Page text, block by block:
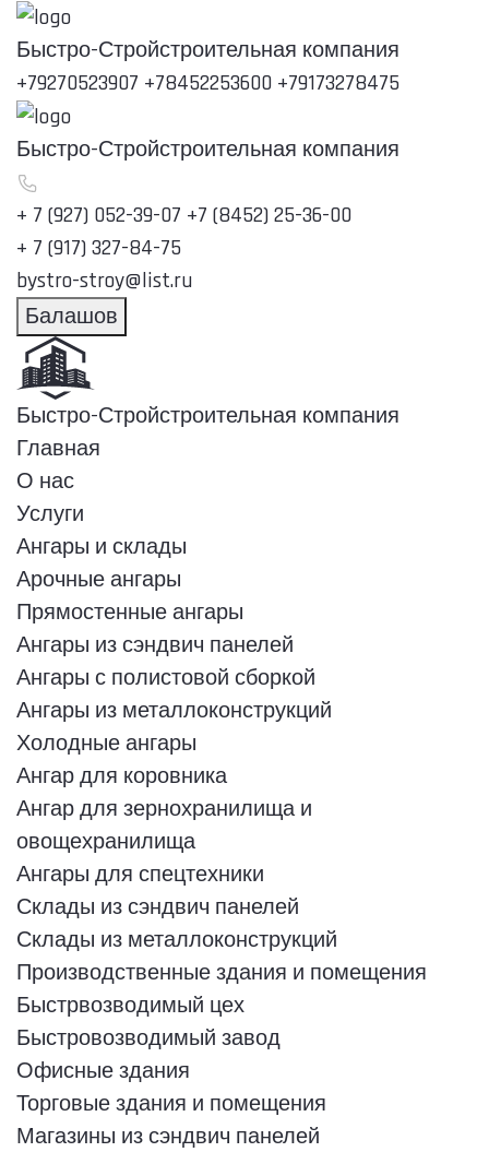
Быстро-Стройстроительная компания
+79270523907 +78452253600 +79173278475
Быстро-Стройстроительная компания
+ 7 (927) 052-39-07 +7 (8452) 25-36-00
+ 7 (917) 327-84-75
bystro-stroy@list.ru
Балашов
Быстро-Стройстроительная компания
Главная
О нас
Услуги
Ангары и склады
Арочные ангары
Прямостенные ангары
Ангары из сэндвич панелей
Ангары с полистовой сборкой
Ангары из металлоконструкций
Холодные ангары
Ангар для коровника
Ангар для зернохранилища и
овощехранилища
Ангары для спецтехники
Склады из сэндвич панелей
Склады из металлоконструкций
Производственные здания и помещения
Быстрвозводимый цех
Быстровозводимый завод
Офисные здания
Торговые здания и помещения
Магазины из сэндвич панелей